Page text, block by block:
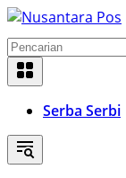
Langsung
ke
konten
Serba Serbi